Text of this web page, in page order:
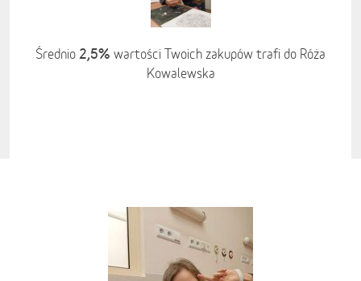
Średnio 2,5% wartości Twoich zakupów trafi do Róża
Kowalewska